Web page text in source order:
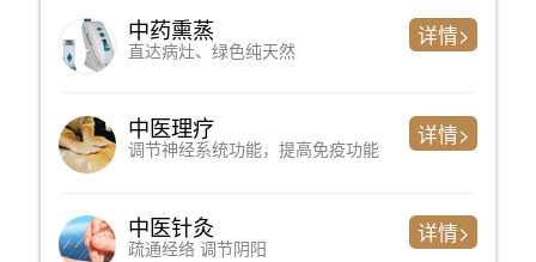
中药熏蒸
直达病灶、绿色纯天然
详情>
中医理疗
调节神经系统功能，提高免疫功能
详情>
中医针灸
疏通经络 调节阴阳
详情>